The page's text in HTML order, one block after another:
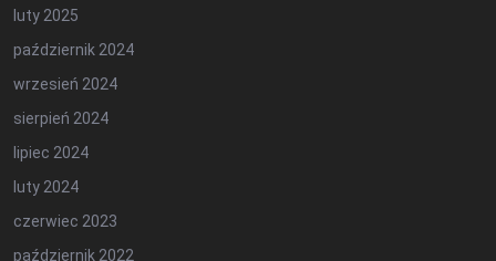
luty 2025
październik 2024
wrzesień 2024
sierpień 2024
lipiec 2024
luty 2024
czerwiec 2023
październik 2022